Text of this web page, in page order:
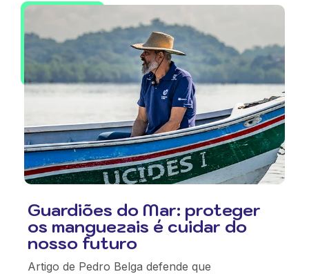
Guardiões do Mar: proteger
os manguezais é cuidar do
nosso futuro
Artigo de Pedro Belga defende que